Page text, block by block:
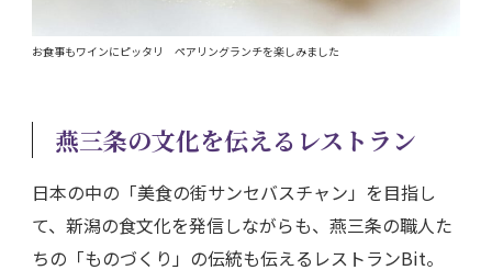
お食事もワインにピッタリ ペアリングランチを楽しみました
燕三条の文化を伝えるレストラン
日本の中の「美食の街サンセバスチャン」を目指し
て、新潟の食文化を発信しながらも、燕三条の職人た
ちの「ものづくり」の伝統も伝えるレストランBit。